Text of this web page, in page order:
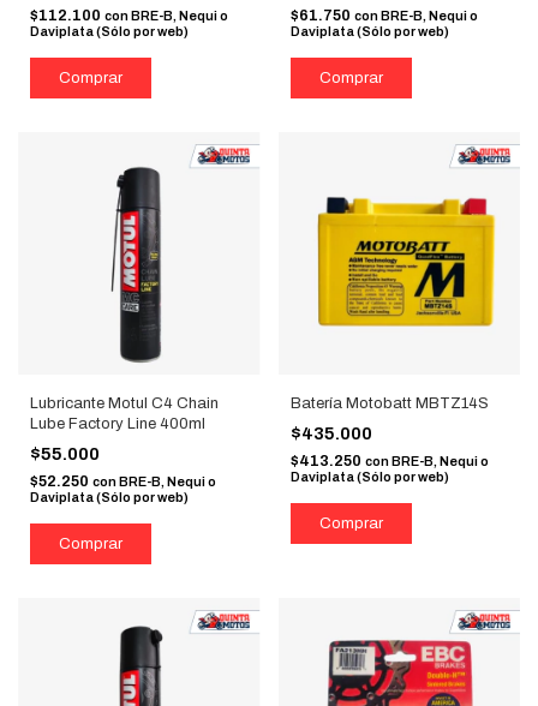
$112.100 con BRE-B, Nequi o
Daviplata (Sólo por web)
$61.750 con BRE-B, Nequi o
Daviplata (Sólo por web)
Lubricante Motul C4 Chain
Lube Factory Line 400ml
$55.000
$52.250 conBRE-B, Nequi o
Daviplata (Sólo por web)
Batería Motobatt MBTZ14S
$435.000
$413.250 con BRE-B, Nequi o
Daviplata (Sólo por web)